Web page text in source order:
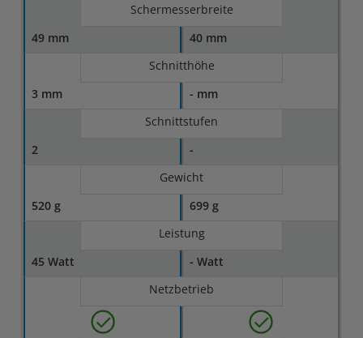
Schermesserbreite
49 mm
40 mm
Schnitthöhe
3 mm
- mm
Schnittstufen
2
-
Gewicht
520 g
699 g
Leistung
45 Watt
- Watt
Netzbetrieb